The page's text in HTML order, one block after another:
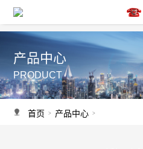
产品中心
PRODUCT
首页 > 产品中心 >